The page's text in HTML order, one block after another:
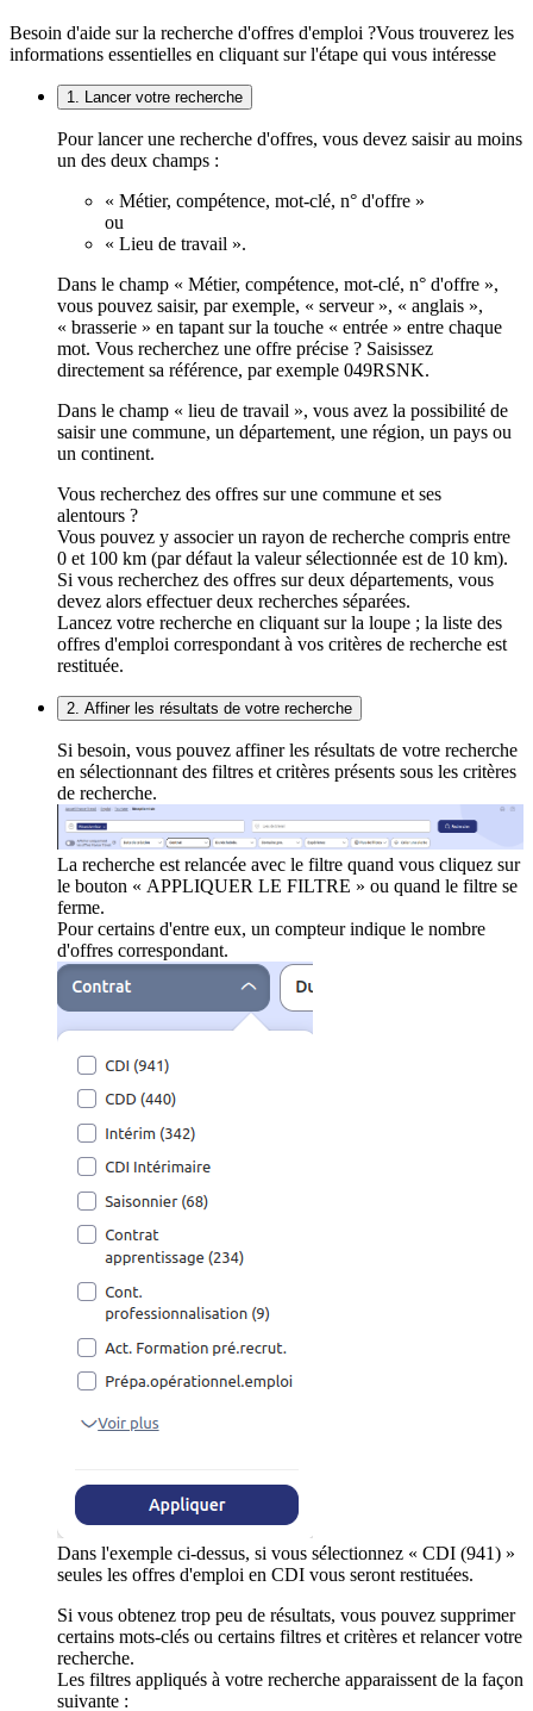
Besoin d'aide sur la recherche d'offres d'emploi ?Vous trouverez les
informations essentielles en cliquant sur l'étape qui vous intéresse
1. Lancer votre recherche
Pour lancer une recherche d'offres, vous devez saisir au moins
un des deux champs :
« Métier, compétence, mot-clé, n° d'offre »
ou
« Lieu de travail ».
Dans le champ « Métier, compétence, mot-clé, n° d'offre »,
vous pouvez saisir, par exemple, « serveur », « anglais »,
« brasserie » en tapant sur la touche « entrée » entre chaque
mot. Vous recherchez une offre précise ? Saisissez
directement sa référence, par exemple 049RSNK.
Dans le champ « lieu de travail », vous avez la possibilité de
saisir une commune, un département, une région, un pays ou
un continent.
Vous recherchez des offres sur une commune et ses
alentours ?
Vous pouvez y associer un rayon de recherche compris entre
0 et 100 km (par défaut la valeur sélectionnée est de 10 km).
Si vous recherchez des offres sur deux départements, vous
devez alors effectuer deux recherches séparées.
Lancez votre recherche en cliquant sur la loupe ; la liste des
offres d'emploi correspondant à vos critères de recherche est
restituée.
2. Affiner les résultats de votre recherche
Si besoin, vous pouvez affiner les résultats de votre recherche
en sélectionnant des filtres et critères présents sous les critères
de recherche.
La recherche est relancée avec le filtre quand vous cliquez sur
le bouton « APPLIQUER LE FILTRE » ou quand le filtre se
ferme.
Pour certains d'entre eux, un compteur indique le nombre
d'offres correspondant.
Dans l'exemple ci-dessus, si vous sélectionnez « CDI (941) »
seules les offres d'emploi en CDI vous seront restituées.
Si vous obtenez trop peu de résultats, vous pouvez supprimer
certains mots-clés ou certains filtres et critères et relancer votre
recherche.
Les filtres appliqués à votre recherche apparaissent de la façon
suivante :